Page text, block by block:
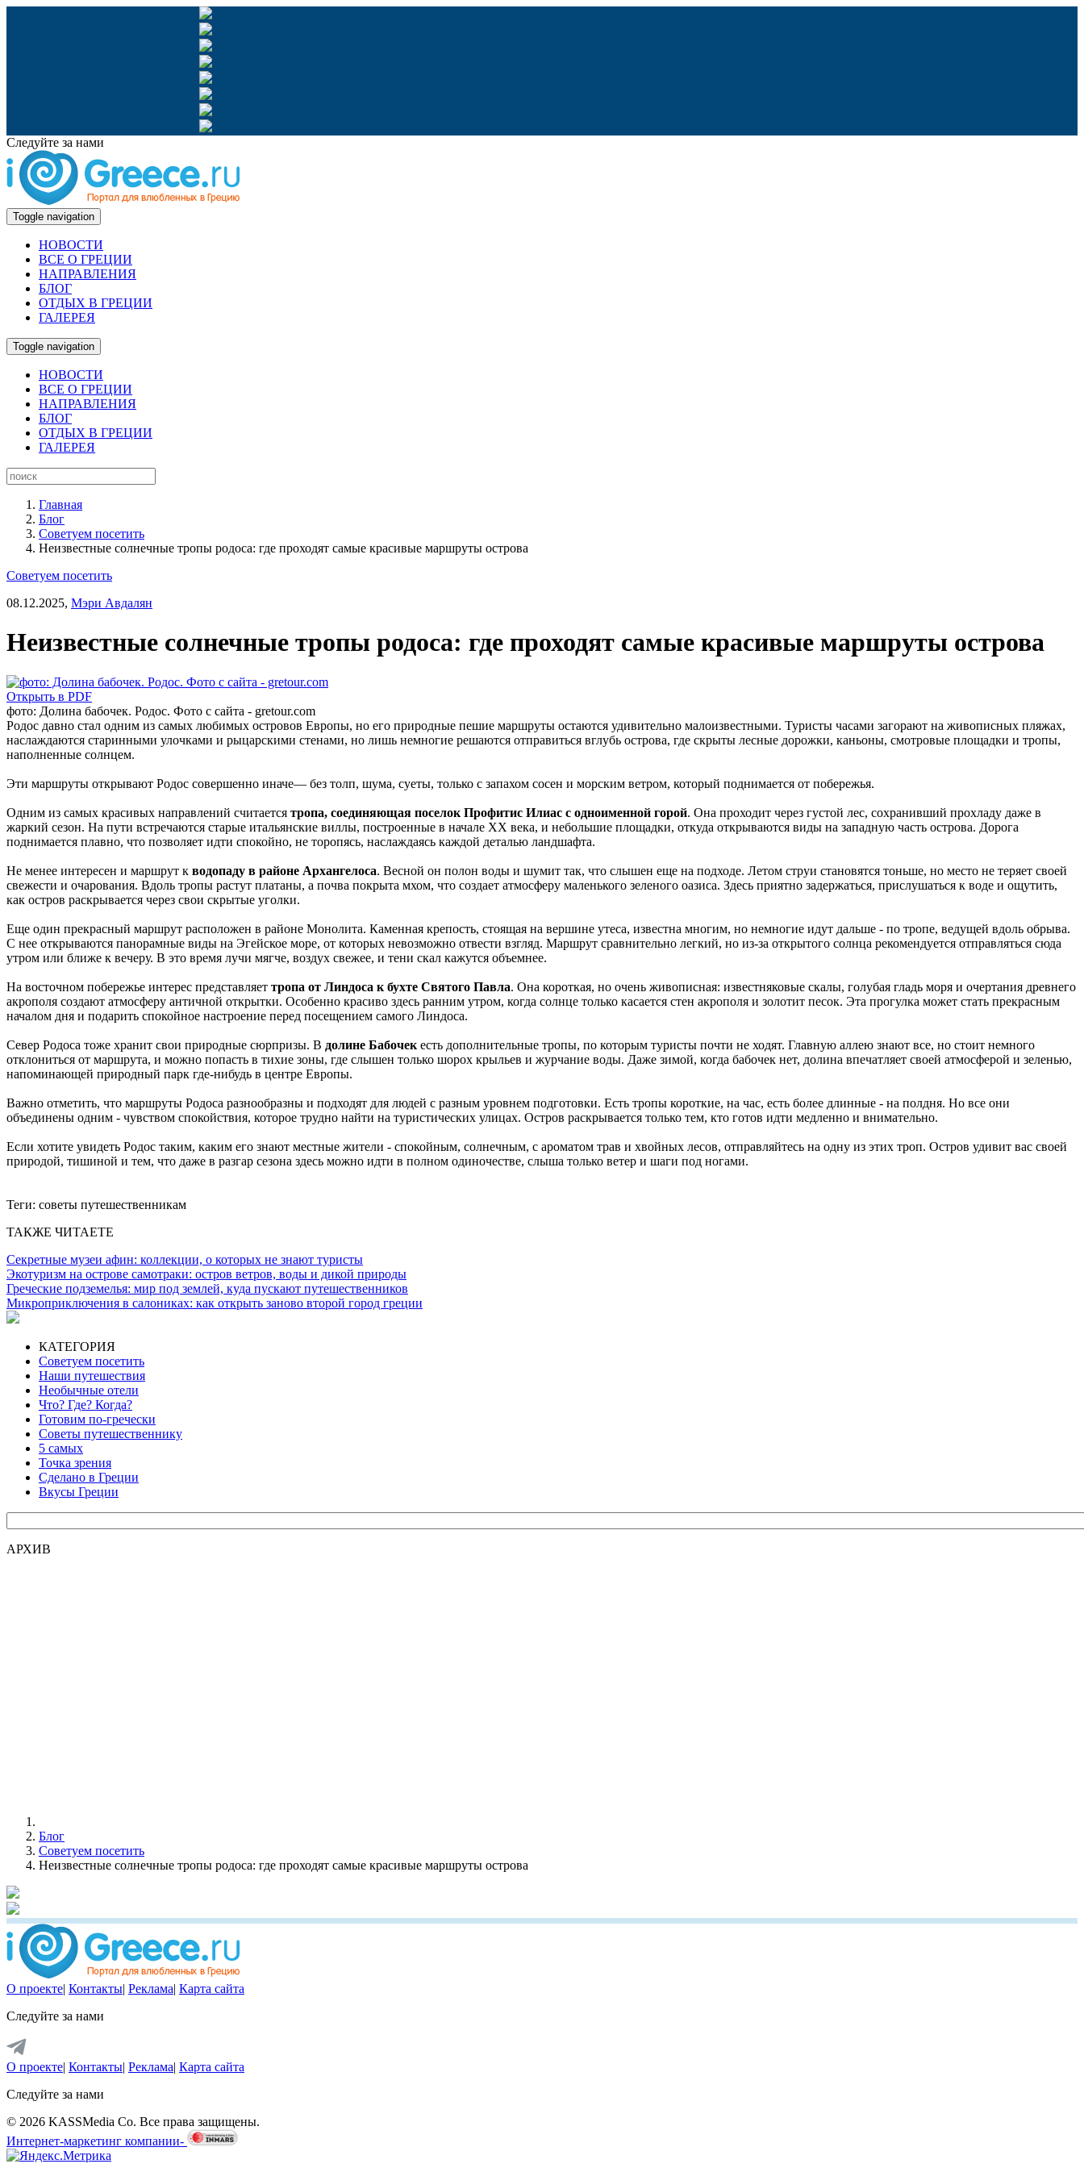
Следуйте за нами
Toggle navigation
НОВОСТИ
ВСЕ О ГРЕЦИИ
НАПРАВЛЕНИЯ
БЛОГ
ОТДЫХ В ГРЕЦИИ
ГАЛЕРЕЯ
Toggle navigation
НОВОСТИ
ВСЕ О ГРЕЦИИ
НАПРАВЛЕНИЯ
БЛОГ
ОТДЫХ В ГРЕЦИИ
ГАЛЕРЕЯ
Главная
Блог
Советуем посетить
Неизвестные солнечные тропы родоса: где проходят самые красивые маршруты острова
Советуем посетить
08.12.2025, Мэри Авдалян
Неизвестные солнечные тропы родоса: где проходят самые красивые маршруты острова
Открыть в PDF
фото: Долина бабочек. Родос. Фото с сайта - gretour.com
Родос давно стал одним из самых любимых островов Европы, но его природные пешие маршруты остаются удивительно малоизвестными. Туристы часами загорают на живописных пляжах,
наслаждаются старинными улочками и рыцарскими стенами, но лишь немногие решаются отправиться вглубь острова, где скрыты лесные дорожки, каньоны, смотровые площадки и тропы,
наполненные солнцем.
Эти маршруты открывают Родос совершенно иначе— без толп, шума, суеты, только с запахом сосен и морским ветром, который поднимается от побережья.
Одним из самых красивых направлений считается тропа, соединяющая поселок Профитис Илиас с одноименной горой. Она проходит через густой лес, сохранивший прохладу даже в
жаркий сезон. На пути встречаются старые итальянские виллы, построенные в начале XX века, и небольшие площадки, откуда открываются виды на западную часть острова. Дорога
поднимается плавно, что позволяет идти спокойно, не торопясь, наслаждаясь каждой деталью ландшафта.
Не менее интересен и маршрут к водопаду в районе Архангелоса. Весной он полон воды и шумит так, что слышен еще на подходе. Летом струи становятся тоньше, но место не теряет своей
свежести и очарования. Вдоль тропы растут платаны, а почва покрыта мхом, что создает атмосферу маленького зеленого оазиса. Здесь приятно задержаться, прислушаться к воде и ощутить,
как остров раскрывается через свои скрытые уголки.
Еще один прекрасный маршрут расположен в районе Монолита. Каменная крепость, стоящая на вершине утеса, известна многим, но немногие идут дальше - по тропе, ведущей вдоль обрыва.
С нее открываются панорамные виды на Эгейское море, от которых невозможно отвести взгляд. Маршрут сравнительно легкий, но из-за открытого солнца рекомендуется отправляться сюда
утром или ближе к вечеру. В это время лучи мягче, воздух свежее, и тени скал кажутся объемнее.
На восточном побережье интерес представляет тропа от Линдоса к бухте Святого Павла. Она короткая, но очень живописная: известняковые скалы, голубая гладь моря и очертания древнего
акрополя создают атмосферу античной открытки. Особенно красиво здесь ранним утром, когда солнце только касается стен акрополя и золотит песок. Эта прогулка может стать прекрасным
началом дня и подарить спокойное настроение перед посещением самого Линдоса.
Север Родоса тоже хранит свои природные сюрпризы. В долине Бабочек есть дополнительные тропы, по которым туристы почти не ходят. Главную аллею знают все, но стоит немного
отклониться от маршрута, и можно попасть в тихие зоны, где слышен только шорох крыльев и журчание воды. Даже зимой, когда бабочек нет, долина впечатляет своей атмосферой и зеленью,
напоминающей природный парк где-нибудь в центре Европы.
Важно отметить, что маршруты Родоса разнообразны и подходят для людей с разным уровнем подготовки. Есть тропы короткие, на час, есть более длинные - на полдня. Но все они
объединены одним - чувством спокойствия, которое трудно найти на туристических улицах. Остров раскрывается только тем, кто готов идти медленно и внимательно.
Если хотите увидеть Родос таким, каким его знают местные жители - спокойным, солнечным, с ароматом трав и хвойных лесов, отправляйтесь на одну из этих троп. Остров удивит вас своей
природой, тишиной и тем, что даже в разгар сезона здесь можно идти в полном одиночестве, слыша только ветер и шаги под ногами.
Теги: советы путешественникам
ТАКЖЕ ЧИТАЕТЕ
Секретные музеи афин: коллекции, о которых не знают туристы
Экотуризм на острове самотраки: остров ветров, воды и дикой природы
Греческие подземелья: мир под землей, куда пускают путешественников
Микроприключения в салониках: как открыть заново второй город греции
КАТЕГОРИЯ
Советуем посетить
Наши путешествия
Необычные отели
Что? Где? Когда?
Готовим по-гречески
Советы путешественнику
5 самых
Точка зрения
Сделано в Греции
Вкусы Греции
АРХИВ
Блог
Советуем посетить
Неизвестные солнечные тропы родоса: где проходят самые красивые маршруты острова
О проекте| Контакты| Реклама| Карта сайта
Следуйте за нами
О проекте| Контакты| Реклама| Карта сайта
Следуйте за нами
© 2026 KASSMedia Co. Все права защищены.
Интернет-маркетинг компании-